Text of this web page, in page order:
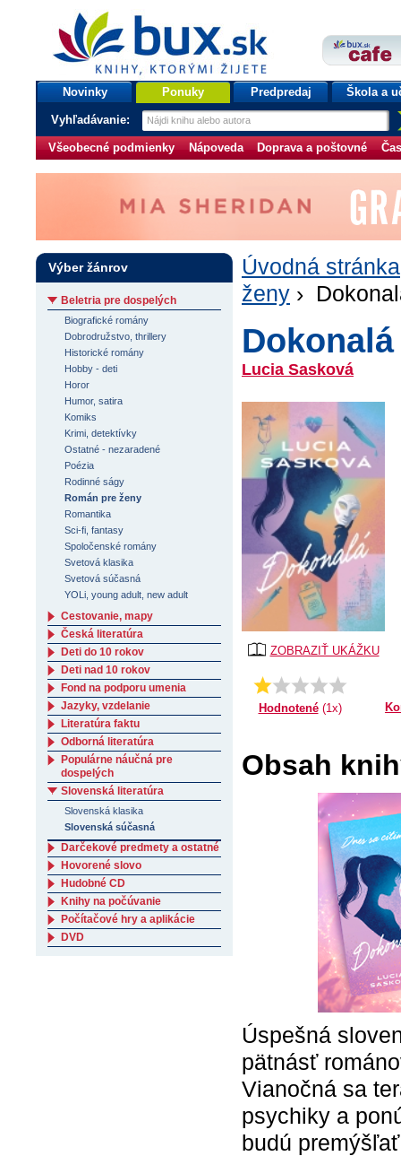
bux.sk
knihy, ktorými žijete
Úvodná stránka
Novinky Ponuky Predpredaj Škola a
Vyhľadávanie:
Všeobecné podmienky Nápoveda Doprava a poštovné
Úvodná stránka
ženy ›
Dokonalá
Lucia Sasková
ZOBRAZIŤ UKÁŽKU
Priemer:
1.0
Hodnotené(1x)
Obsah
Úspešná
pätnásť
Vianočná sa
psychiky a
budú
Výber žánrov
Beletria pre dospelých
Biografické romány
Dobrodružstvo, thrillery
Historické romány
Hobby - deti
Horor
Humor, satira
Komiks
Krimi, detektívky
Ostatné - nezaradené
Poézia
Rodinné ságy
Román pre ženy
Romantika
Sci-fi, fantasy
Spoločenské romány
Svetová klasika
Svetová súčasná
YOLi, young adult, new adult
Cestovanie, mapy
Česká literatúra
Deti do 10 rokov
Deti nad 10 rokov
Fond na podporu umenia
Jazyky, vzdelanie
Literatúra faktu
Odborná literatúra
Populárne náučná pre
dospelých
Slovenská literatúra
Slovenská klasika
Slovenská súčasná
Darčekové predmety a ostatné
Hovorené slovo
Hudobné CD
Knihy na počúvanie
Počítačové hry a aplikácie
DVD